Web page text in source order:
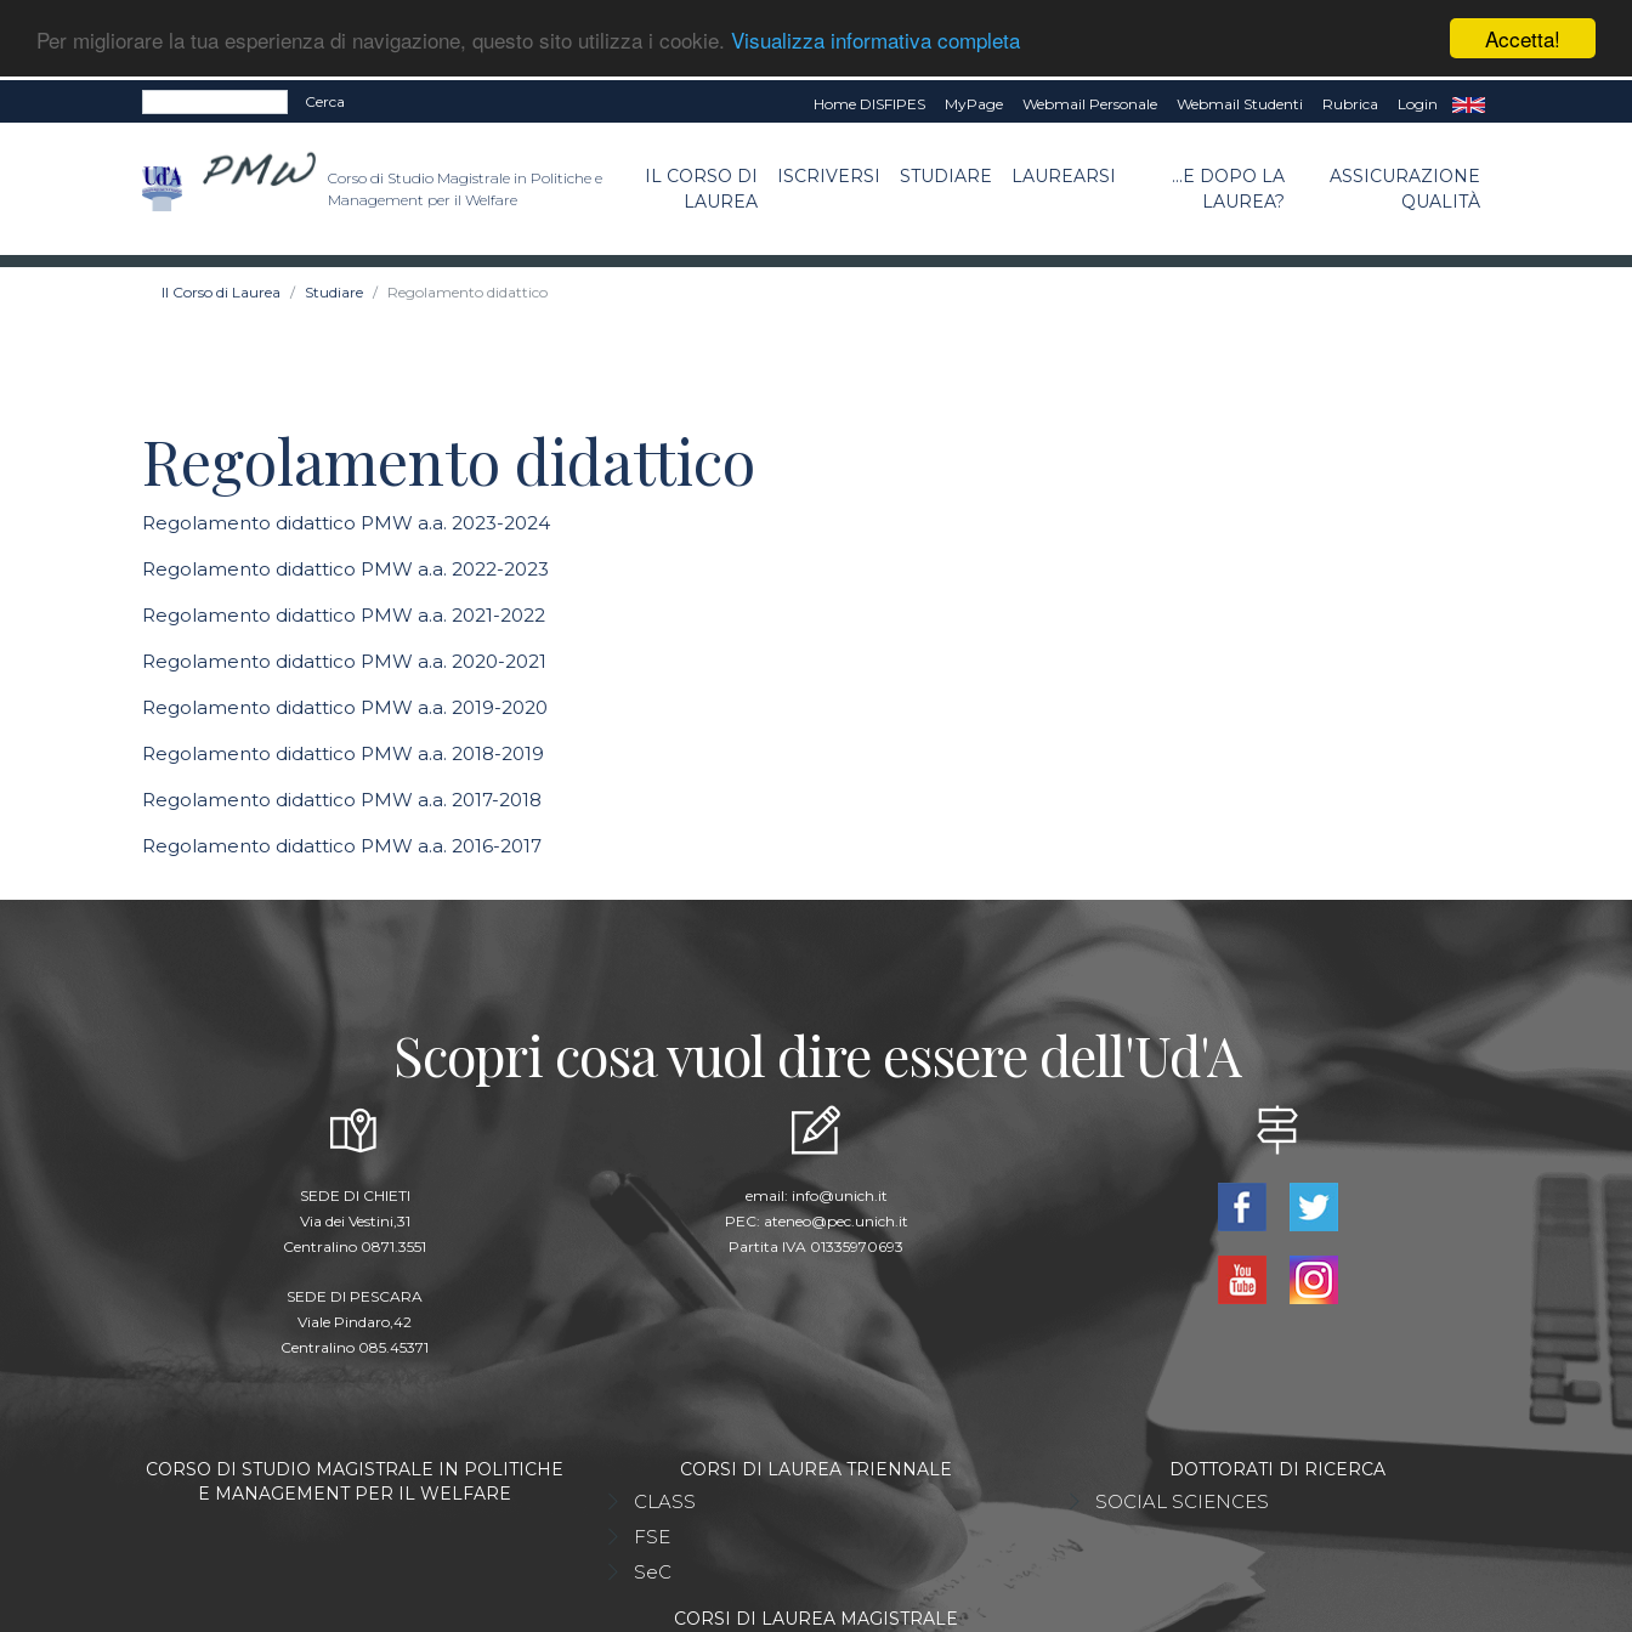
Accetta!
Per migliorare la tua esperienza di navigazione, questo sito utilizza i cookie. Visualizza informativa completa
Cerca Home DISFIPES MyPage Webmail Personale Webmail Studenti Rubrica Login
Corso di Studio Magistrale in Politiche e
Management per il Welfare
IL CORSO DI
LAUREA
ISCRIVERSI STUDIARE LAUREARSI
...E DOPO LA
LAUREA?
ASSICURAZIONE
QUALITÀ
Il Corso di Laurea Studiare Regolamento didattico
Regolamento didattico
Regolamento didattico PMW a.a. 2023-2024
Regolamento didattico PMW a.a. 2022-2023
Regolamento didattico PMW a.a. 2021-2022
Regolamento didattico PMW a.a. 2020-2021
Regolamento didattico PMW a.a. 2019-2020
Regolamento didattico PMW a.a. 2018-2019
Regolamento didattico PMW a.a. 2017-2018
Regolamento didattico PMW a.a. 2016-2017
Scopri cosa vuol dire essere dell'Ud'A
SEDE DI CHIETI
Via dei Vestini,31
Centralino 0871.3551
SEDE DI PESCARA
Viale Pindaro,42
Centralino 085.45371
email: info@unich.it
PEC: ateneo@pec.unich.it
Partita IVA 01335970693
CORSO DI STUDIO MAGISTRALE IN POLITICHE
E MANAGEMENT PER IL WELFARE
CORSI DI LAUREA TRIENNALE
CLASS
FSE
SeC
CORSI DI LAUREA MAGISTRALE
DOTTORATI DI RICERCA
SOCIAL SCIENCES